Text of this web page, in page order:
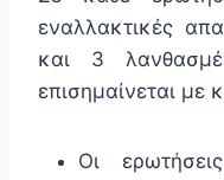
εναλλακτικές
και 3
επισημαίνεται με
Οι